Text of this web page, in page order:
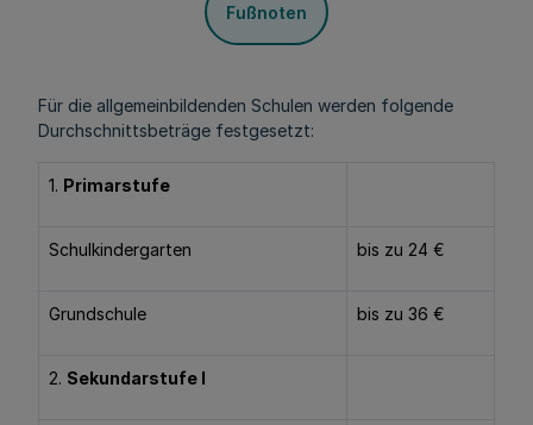
Fußnoten
Für die allgemeinbildenden Schulen werden folgende
Durchschnittsbeträge festgesetzt:
1. Primarstufe
Schulkindergarten bis zu 24 €
Grundschule bis zu 36 €
2. Sekundarstufe I